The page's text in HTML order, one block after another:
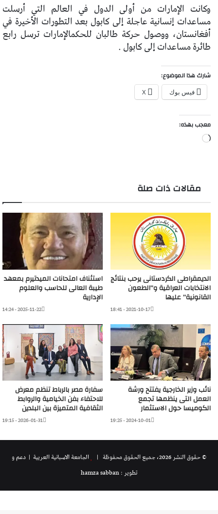
وكانت الإمارات من أولى الدول في العالم التي أرسلت
مساعدات إنسانية عاجلة إلى كابول بعد التطورات الأخيرة في
أفغانستان، ووصول حركة طالبان للحكمالإمارات ترسل رابع
طائرة مساعدات إلى كابول .
شارك هذا الموضوع:
فيس بوك X
معجب بهذه:
جاري
مقالات ذات صلة
استئناف امتحانات الميدتيرم بمعهد
طيبة العالى للحاسب والعلوم
الإدارية
2025-11-22 - 14:24
الديمقراطى الكردستانى يرحب بنتائج
الانتخابات العراقية و”الطعون
القانونية” عليها
2021-10-17 - 18:41
سفارة مصر بالرباط تنظم معرض
للاحتفاء بفن الخيامية والروابط
الثقافية المتميزة بين البلدين
2026-01-31 - 19:15
نائب وزير الخارجية يفتتح ورشة
العمل التى ينظمها تجمع
الكوميسا حول الاستثمار
2024-10-01 - 19:25
© حقوق النشر 2026، جميع الحقوق محفوظة | الجامعة الاسبانية العريية | دعم و
تطوير : hamza sabban